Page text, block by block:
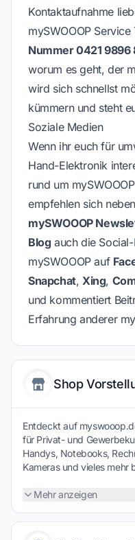
Kontaktaufnahme
mySWOOOP
Nummer 0421 9896
worum es geht, der
wird sich schnellst
kümmern und steht
Soziale Medien
Wenn ihr euch für
Hand-Elektronik
rund um
empfehlen sich
mySWOOOP
Blog auch die
mySWOOOP auf
Snapchat,Xing,
und kommentiert
Erfahrung anderer
Shop
Entdeckt auf
für Privat- und
Handys, Notebooks,
Kameras und vieles mehr
unserer mySWOOOP
Mehr anzeigen